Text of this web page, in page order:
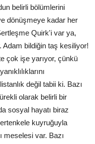
belirli bölümlerini
dönüşmeye kadar her
Quirk'i var ya,
Adam bildiğin taş kesiliyor!
çok işe yarıyor, çünkü
değil tabii ki. Bazı
olarak belirli bir
sosyal hayatı biraz
kuyruğuyla
meselesi var. Bazı